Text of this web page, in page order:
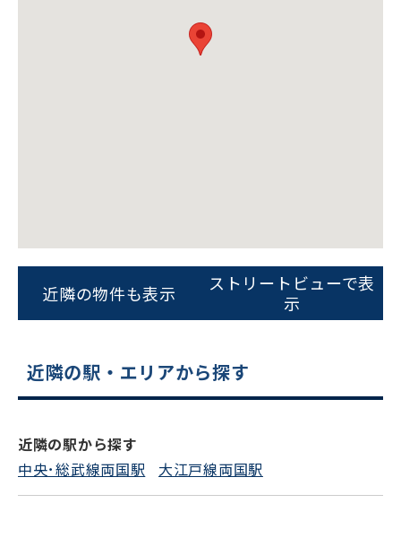
をお伝えいただくと
スムーズにご案内できます
0120-620-213
電話でお問い合わせ
近隣の物件も表示
ストリートビューで表
示
近隣の駅・エリアから探す
近隣の駅から探す
中央･総武線両国駅
大江戸線両国駅